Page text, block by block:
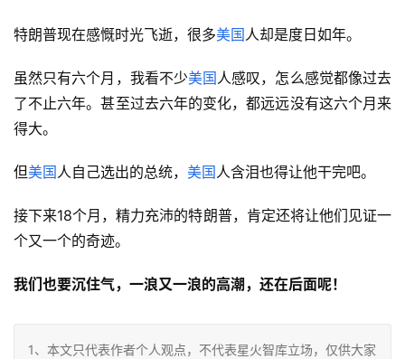
特朗普现在感慨时光飞逝，很多美国人却是度日如年。
虽然只有六个月，我看不少美国人感叹，怎么感觉都像过去
了不止六年。甚至过去六年的变化，都远远没有这六个月来
得大。
但美国人自己选出的总统， 美国人含泪也得让他干完吧。
接下来18个月，精力充沛的特朗普，肯定还将让他们见证一
个又一个的奇迹。
我们也要沉住气，一浪又一浪的高潮，还在后面呢！
1、本文只代表作者个人观点，不代表星火智库立场，仅供大家